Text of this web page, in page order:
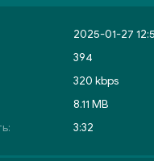
2025-01-27
394
320 kbps
8.11 MB
3:32